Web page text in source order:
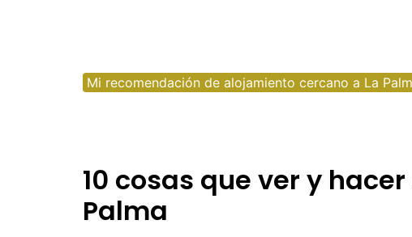
Mi recomendación de alojamiento cercano a La
10 cosas que ver y
Palma